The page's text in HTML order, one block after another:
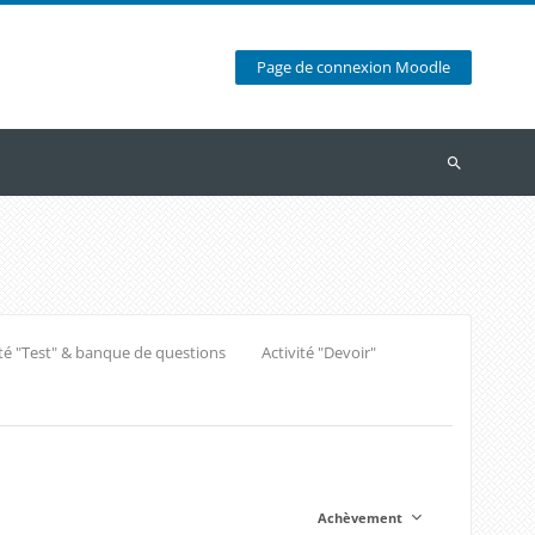
Page de connexion Moodle
Recherche
"Test" & banque de questions Activité "Devoir"
Achèvement